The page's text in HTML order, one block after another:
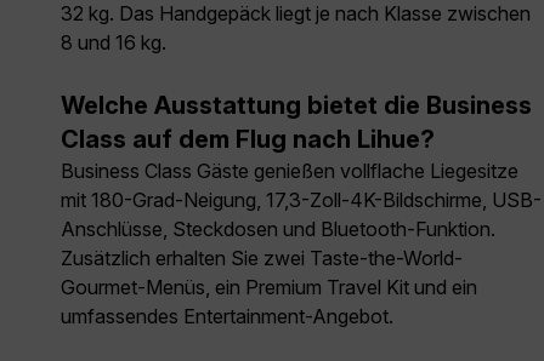
32 kg. Das Handgepäck liegt je nach Klasse zwischen
8 und 16 kg.
Welche Ausstattung bietet die Business
Class auf dem Flug nach Lihue?
Business Class Gäste genießen vollflache Liegesitze
mit 180-Grad-Neigung, 17,3-Zoll-4K-Bildschirme, USB-
Anschlüsse, Steckdosen und Bluetooth-Funktion.
Zusätzlich erhalten Sie zwei Taste-the-World-
Gourmet-Menüs, ein Premium Travel Kit und ein
umfassendes Entertainment-Angebot.